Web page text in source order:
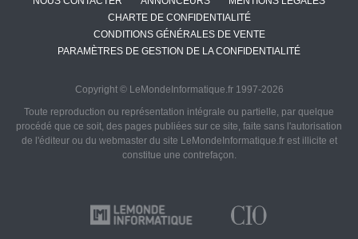
CHARTE DE CONFIDENTIALITÉ
CONDITIONS GÉNÉRALES DE VENTE
PARAMÈTRES DE GESTION DE LA CONFIDENTIALITÉ
Copyright © LeMondeInformatique.fr 1997-2026
Toute reproduction ou représentation intégrale ou partielle, par quelque
procédé que ce soit, des pages publiées sur ce site, faite sans l'autorisation
de l'éditeur ou du webmaster du site LeMondeInformatique.fr est illicite et
constitue une contrefaçon.